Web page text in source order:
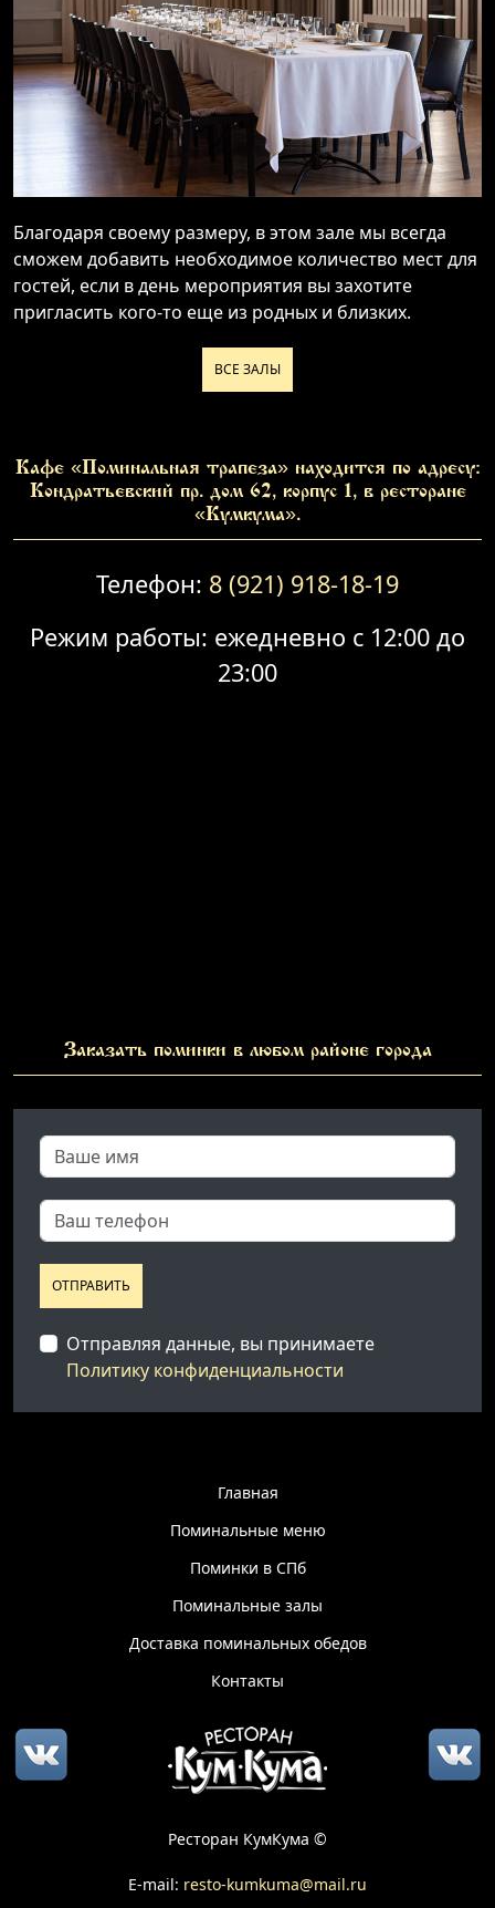
Благодаря своему размеру, в этом зале мы всегда
сможем добавить необходимое количество мест для
гостей, если в день мероприятия вы захотите
пригласить кого-то еще из родных и близких.
ВСЕ ЗАЛЫ
Кафе «Поминальная трапеза» находится по адресу:
Кондратьевский пр. дом 62, корпус 1, в ресторане
«Кумкума».
Телефон: 8 (921) 918-18-19
Режим работы: ежедневно с 12:00 до
23:00
Заказать поминки в любом районе города
ОТПРАВИТЬ
Отправляя данные, вы принимаете
Политику конфиденциальности
Главная
Поминальные меню
Поминки в СПб
Поминальные залы
Доставка поминальных обедов
Контакты
Ресторан КумКума ©
E-mail: resto-kumkuma@mail.ru